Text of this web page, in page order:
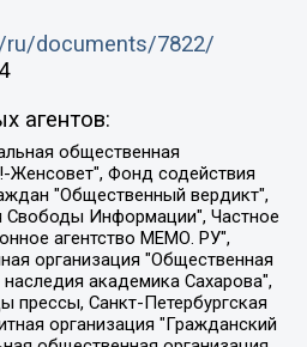
ru/documents/7822/
агентов:
11.07.2018), Захаров Андрей Вячеславович, Клепиковская Екатерина Дмитриевна, Общество с ограниченной ответственностью "МЕМО", Перл Роман Александрович, Симонов Евгений Алексеевич, Соловьева Елена Анатольевна, Сотников Даниил Владимирович, Сурначева Елизавета Дмитриевна, Автономная некоммерческая организация по защите прав человека и информированию населения "Якутия – Наше Мнение", Общество с ограниченной ответственностью "Москоу диджитал медиа", с 26.01.2023 Общество с ограниченной ответственностью "Чайка Белые сады", Ветошкина Валерия Валерьевна, Заговора Максим Александрович, Межрегиональное общественное движение "Российская ЛГБТ - сеть", Оленичев Максим Владимирович, Павлов Иван Юрьевич, Скворцова Елена Сергеевна, Общество с ограниченной ответственностью "Как бы инагент", Кочетков Игорь Викторович, Общество с ограниченной ответственностью "Честные выборы", Еланчик Олег Александрович, Общество с ограниченной ответственностью "Нобелевский призыв", Гималова Регина Эмилевна, Григорьев Андрей Валерьевич, Григорьева Алина Александровна, Ассоциация по содействию защите прав призывников, альтернативнослужащих и военнослужащих "Правозащитная группа "Гражданин.Армия.Право", Хисамова Регина Фаритовна, Автономная некоммерческая организация по реализации социально-правовых программ "Лилит", Дальневосточное общественное движение "Маяк", Санкт-Петербургская ЛГБТ-инициативная группа "Выход", Инициативная группа ЛГБТ+ "Реверс", Алексеев Андрей Викторович, Бекбулатова Таисия Львовна, Беляев Иван Михайлович, Владыкина Елена Сергеевна, Гельман Марат Александрович, Никульшина Вероника Юрьевна, Толоконникова Надежда Андреевна, Шендерович Виктор Анатольевич, Общество с ограниченной ответственностью "Данное сообщение", Общество с ограниченной ответственностью Издательский дом "Новая глава", Айнбиндер Александра Александровна, Московский комьюнити-центр для ЛГБТ+инициатив, Благотворительный фонд развития филантропии, Deutsche Welle (Германия, Kurt-Schumacher-Strasse 3, 53113 Bonn), Борзунова Мария Михайловна, Воробьев Виктор Викторович, Голубева Анна Львовна, Константинова Алла Михайловна, Малкова Ирина Владимировна, Мурадов Мурад Абдулгалимович, Осетинская Елизавета Николаевна, Понасенков Евгений Николаевич, Ганапольский Матвей Юрьевич, Киселев Евгений Алексеевич, Борухович Ирина Григорьевна, Дремин Иван Тимофеевич, Дубровский Дмитрий Викторович, Красноярская региональная общественная организация поддержки и развития альтернативных образовательных технологий и межкультурных коммуникаций "ИНТЕРРА", Маяковская Екатерина Алексеевна, Фейгин Марк Захарович, Филимонов Андрей Викторович, Дзугкоева Регина Николаевна, Доброхотов Роман Александрович, Дудь Юрий Александрович, Елкин Сергей Владимирович, Кругликов Кирилл Игоревич, Сабунаева Мария Леонидовна, Семенов Алексей Владимирович, Шаинян Карен Багратович, Шульман Екатерина Михайловна, Асафьев Артур Валерьевич, Вахштайн Виктор Семенович, Венедиктов Алексей Алексеевич, Лушникова Екатерина Евгеньевна, Волков Леонид Михайлович, Невзоров Александр Глебович, Пархоменко Сергей Борисович, Сироткин Ярослав Николаевич, Кара-Мурза Владимир Владимирович, Баранова Наталья Владимировна, Гозман Леонид Яковлевич, Кагарлицкий Борис Юльевич, Климарев Михаил Валерьевич, Милов Владимир Станиславович, Автономная некоммерческая организация Краснодарский центр современного искусства "Типография", Моргенштерн Алишер Тагирович, Соболь Любовь Эдуардовна, Общество с ограниченной ответственностью "ЛИЗА НОРМ", Каспаров Гарри Кимович, Ходорковский Михаил Борисович, Общество с ограниченной ответственностью "Апрельские тезисы", Данилович Ирина Брониславовна, Кашин Олег Владимирович, Петров Николай Владимирович, Пивоваров Алексей Владимирович, Соколов Михаил Владимирович, Цветкова Юлия Владимировна, Чичваркин Евгений Александрович, Комитет против пыток/Команда против пыток, Общество с ограниченной ответственностью "Первый научный", Общество с ограниченной ответственностью "Вертолет и ко", Белоцерковская Вероника Борисовна, Кац Максим Евгеньевич, Лазарева Татьяна Юрьевна, Шаведдинов Руслан Табризович, Яшин Илья Валерьевич, Общество с ограниченной ответственностью "Иноагент ААВ", Алешковский Дмитрий Петрович, Альбац Евгения Марковна, Быков Дмитрий Львович, Галямина Юлия Евгеньевна, Лойко Сергей Леонидович, Мартынов Кирилл Константинович, Медведев Сергей Александрович, Крашенинников Федор Геннадиевич, Гордеева Катерина Вл